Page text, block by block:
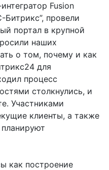
Fusion
Битрикс”, провели
портал в крупной
наших
о том, почему и как
для
процесс
столкнулись, и
Участниками
клиенты, а также
как построение